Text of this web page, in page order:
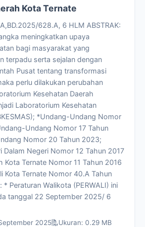
Kota Ternate
628.A, 6 HLM ABSTRAK:
meningkatkan upaya
bagi masyarakat yang
serta sejalan dengan
Pusat tentang transformasi
perlu dilakukan perubahan
Laboratorium Kesehatan
Undang Nomor
Undang Nomor 17 Tahun
Nomor 20 Tahun 2023;
Dalam Negeri Nomor 12 Tahun 2017
Kota Ternate Nomor 11 Tahun 2016
tanggal 22 September 2025/ 6
2025
Ukuran: 0.29 MB